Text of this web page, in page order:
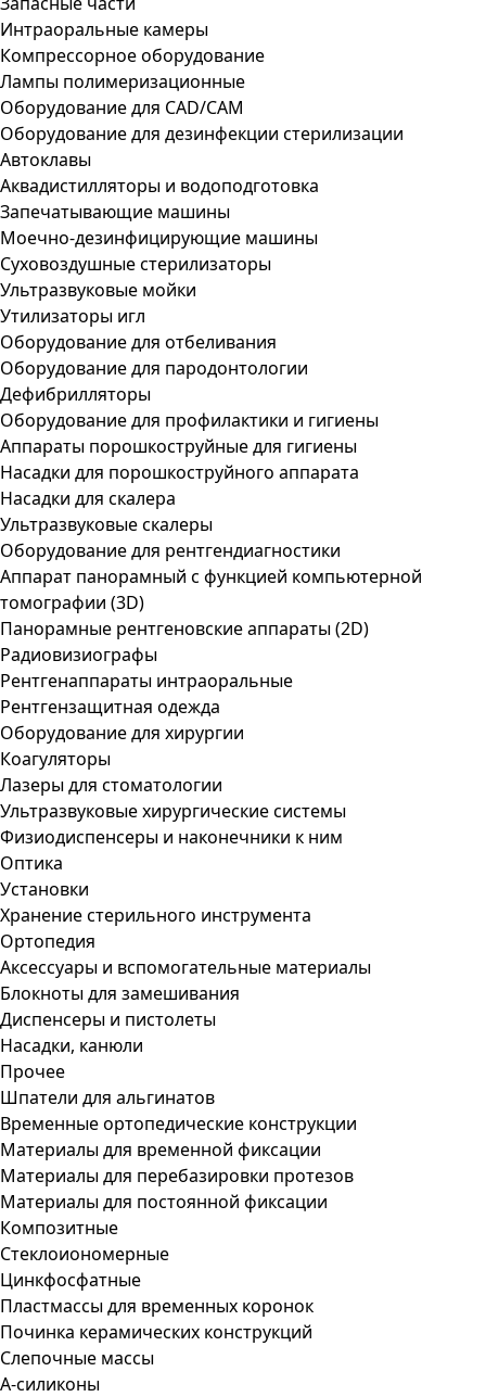
Интраоральные камеры
Компрессорное оборудование
Лампы полимеризационные
Оборудование для CAD/CAM
Оборудование для дезинфекции стерилизации
Автоклавы
Аквадистилляторы и водоподготовка
Запечатывающие машины
Моечно-дезинфицирующие машины
Суховоздушные стерилизаторы
Ультразвуковые мойки
Утилизаторы игл
Оборудование для отбеливания
Оборудование для пародонтологии
Дефибрилляторы
Оборудование для профилактики и гигиены
Аппараты порошкоструйные для гигиены
Насадки для порошкоструйного аппарата
Насадки для скалера
Ультразвуковые скалеры
Оборудование для рентгендиагностики
Аппарат панорамный с функцией компьютерной
томографии (3D)
Панорамные рентгеновские аппараты (2D)
Радиовизиографы
Рентгенаппараты интраоральные
Рентгензащитная одежда
Оборудование для хирургии
Коагуляторы
Лазеры для стоматологии
Ультразвуковые хирургические системы
Физиодиспенсеры и наконечники к ним
Оптика
Установки
Хранение стерильного инструмента
Ортопедия
Аксессуары и вспомогательные материалы
Блокноты для замешивания
Диспенсеры и пистолеты
Насадки, канюли
Прочее
Шпатели для альгинатов
Временные ортопедические конструкции
Материалы для временной фиксации
Материалы для перебазировки протезов
Материалы для постоянной фиксации
Композитные
Стеклоиономерные
Цинкфосфатные
Пластмассы для временных коронок
Починка керамических конструкций
Слепочные массы
А-силиконы